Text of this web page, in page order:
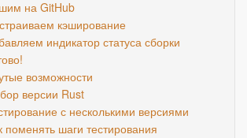
на GitHub
кэширование
индикатор статуса сборки
возможности
версии Rust
с несколькими версиями
поменять шаги тестирования